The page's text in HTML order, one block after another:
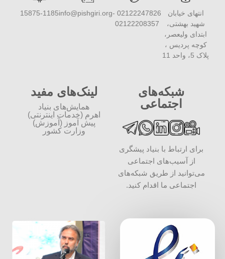
انتهای خیابان
شهید بهشتی،
ابتدای ولیعصر،
کوچه پردیس ،
پلاک 5، واحد 11
02122247826 -
02122208357
info@pishgiri.org
15875-1185
شبکه‌های
اجتماعی
برای ارتباط با بنیاد پیشگری
از آسیب‌های اجتماعی
می‌توانید از طریق شبکه‌‎های
اجتماعی ما اقدام کنید.
لینک‌های مفید
همایش‌های بنیاد
اهرم (خدمات اینترنتی)
پیش آموز (آموزش)
وزارت کشور